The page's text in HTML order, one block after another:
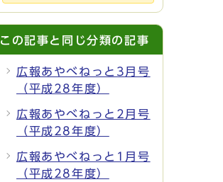
この記事と同じ分類の記事
広報あやべねっと3月号
（平成28年度）
広報あやべねっと2月号
（平成28年度）
広報あやべねっと1月号
（平成28年度）